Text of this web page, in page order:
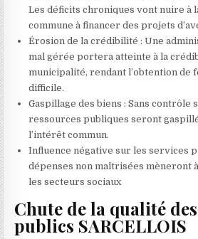
Les déficits chroniques vont nuire à
commune à financer des projets
Érosion de la crédibilité : Une
mal gérée portera atteinte à la
municipalité, rendant l’obtention de
difficile.
Gaspillage des biens : Sans contrôle
ressources publiques seront
l’intérêt commun.
Influence négative sur les services
dépenses non maîtrisées mèneront
les secteurs sociaux
Chute de la qualité
publics SARCELLOIS